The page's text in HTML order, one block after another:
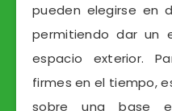
pueden elegirse en
permitiendo dar un
espacio exterior.
firmes en el tiempo,
sobre una base